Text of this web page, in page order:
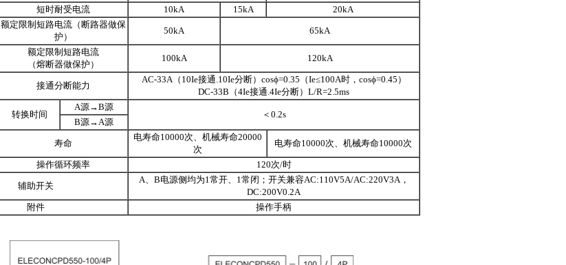
短时耐受电流 10kA 15kA
20kA
额定限制短路电流（断路器做保
护）
50kA 65kA
额定限制短路电流
（熔断器做保护）
100kA 120kA
接通分断能力
AC-33A（10Ie接通.10Ie分断）cosϕ=0.35（Ie≤100A时，cosϕ=0.45）
DC-33B（4Ie接通.4Ie分断）L/R=2.5ms
转换时间
A源→B源
＜0.2s
B源→A源
寿命
电寿命10000次、机械寿命20000
次
电寿命10000次、机械寿命10000次
操作循环频率 120次/时
辅助开关
A、B电源侧均为1常开、1常闭；开关兼容AC:110V5A/AC:220V3A，
DC:200V0.2A
附件
操作手柄